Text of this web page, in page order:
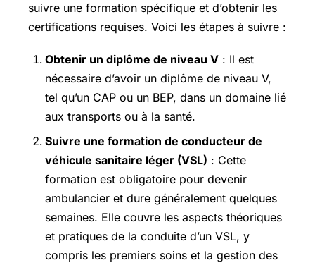
suivre une formation spécifique et d’obtenir les
certifications requises. Voici les étapes à suivre :
Obtenir un diplôme de niveau V : Il est
nécessaire d’avoir un diplôme de niveau V,
tel qu’un CAP ou un BEP, dans un domaine lié
aux transports ou à la santé.
Suivre une formation de conducteur de
véhicule sanitaire léger (VSL) : Cette
formation est obligatoire pour devenir
ambulancier et dure généralement quelques
semaines. Elle couvre les aspects théoriques
et pratiques de la conduite d’un VSL, y
compris les premiers soins et la gestion des